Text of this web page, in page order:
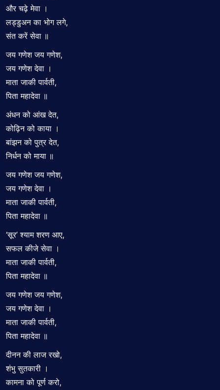
और चढ़े मेवा ।
लड्डुअन का भोग लगे,
संत करें सेवा ॥
जय गणेश जय गणेश,
जय गणेश देवा ।
माता जाकी पार्वती,
पिता महादेवा ॥
अंधन को आंख देत,
कोढ़िन को काया ।
बांझन को पुत्र देत,
निर्धन को माया ॥
जय गणेश जय गणेश,
जय गणेश देवा ।
माता जाकी पार्वती,
पिता महादेवा ॥
‘सूर’ श्याम शरण आए,
सफल कीजे सेवा ।
माता जाकी पार्वती,
पिता महादेवा ॥
जय गणेश जय गणेश,
जय गणेश देवा ।
माता जाकी पार्वती,
पिता महादेवा ॥
दीनन की लाज रखो,
शंभु सुतकारी ।
कामना को पूर्ण करो,